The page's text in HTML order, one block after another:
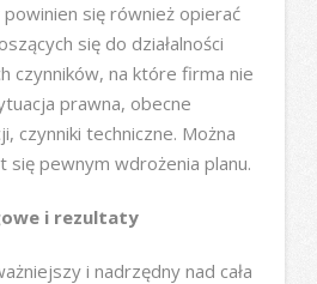
się również opierać
się do działalności
czynników, na które firma nie
prawna, obecne
czynniki techniczne. Można
się pewnym wdrożenia planu.
i rezultaty
i nadrzędny nad cała